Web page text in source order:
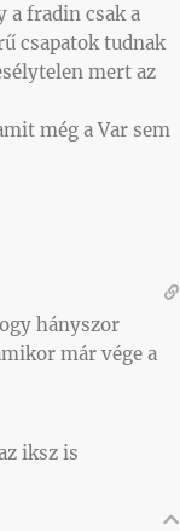
a fradin csak a
csapatok tudnak
mert az
még a Var sem
hányszor
már vége a
iksz is